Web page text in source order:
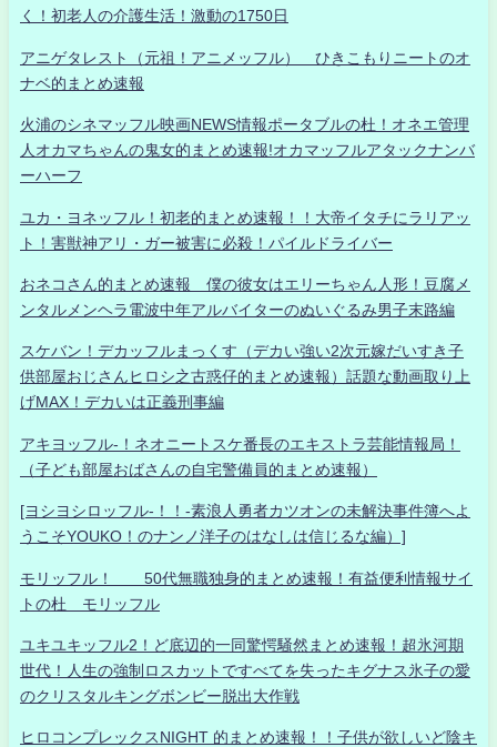
く！初老人の介護生活！激動の1750日
アニゲタレスト（元祖！アニメッフル） ひきこもりニートのオ
ナベ的まとめ速報
火浦のシネマッフル映画NEWS情報ポータブルの杜！オネエ管理
人オカマちゃんの鬼女的まとめ速報!オカマッフルアタックナンバ
ーハーフ
ユカ・ヨネッフル！初老的まとめ速報！！大帝イタチにラリアッ
ト！害獣神アリ・ガー被害に必殺！パイルドライバー
おネコさん的まとめ速報 僕の彼女はエリーちゃん人形！豆腐メ
ンタルメンヘラ電波中年アルバイターのぬいぐるみ男子末路編
スケバン！デカッフルまっくす（デカい強い2次元嫁だいすき子
供部屋おじさんヒロシ之古惑仔的まとめ速報）話題な動画取り上
げMAX！デカいは正義刑事編
アキヨッフル-！ネオニートスケ番長のエキストラ芸能情報局！
（子ども部屋おばさんの自宅警備員的まとめ速報）
[ヨシヨシロッフル-！！-素浪人勇者カツオンの未解決事件簿へよ
うこそYOUKO！のナンノ洋子のはなしは信じるな編）]
モリッフル！ 50代無職独身的まとめ速報！有益便利情報サイ
トの杜 モリッフル
ユキユキッフル2！ど底辺的一同驚愕騒然まとめ速報！超氷河期
世代！人生の強制ロスカットですべてを失ったキグナス氷子の愛
のクリスタルキングボンビー脱出大作戦
ヒロコンプレックスNIGHT 的まとめ速報！！子供が欲しいど陰キ